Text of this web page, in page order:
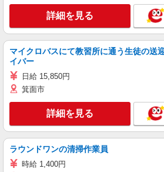
詳細を見る
マイクロバスにて教習所に通う生徒の送
イバー
日給 15,850円
箕面市
詳細を見る
ラウンドワンの清掃作業員
時給 1,400円